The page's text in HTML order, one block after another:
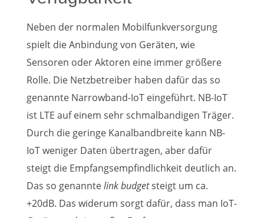
Neben der normalen Mobilfunkversorgung
spielt die Anbindung von Geräten, wie
Sensoren oder Aktoren eine immer größere
Rolle. Die Netzbetreiber haben dafür das so
genannte Narrowband-IoT eingeführt. NB-IoT
ist LTE auf einem sehr schmalbandigen Träger.
Durch die geringe Kanalbandbreite kann NB-
IoT weniger Daten übertragen, aber dafür
steigt die Empfangsempfindlichkeit deutlich an.
Das so genanntelink budgetsteigt um ca.
+20dB. Das widerum sorgt dafür, dass man IoT-